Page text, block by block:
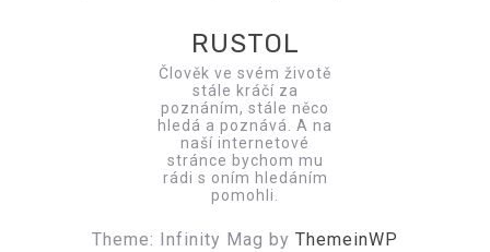
RUSTOL
Člověk ve svém životě
stále kráčí za
poznáním, stále něco
hledá a poznává. A na
naší internetové
stránce bychom mu
rádi s oním hledáním
pomohli.
Theme: Infinity Mag by ThemeinWP